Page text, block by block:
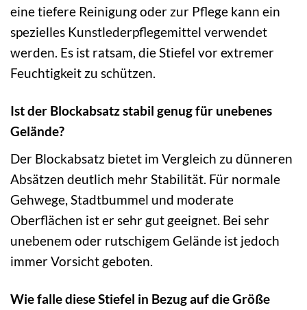
eine tiefere Reinigung oder zur Pflege kann ein
spezielles Kunstlederpflegemittel verwendet
werden. Es ist ratsam, die Stiefel vor extremer
Feuchtigkeit zu schützen.
Ist der Blockabsatz stabil genug für unebenes
Gelände?
Der Blockabsatz bietet im Vergleich zu dünneren
Absätzen deutlich mehr Stabilität. Für normale
Gehwege, Stadtbummel und moderate
Oberflächen ist er sehr gut geeignet. Bei sehr
unebenem oder rutschigem Gelände ist jedoch
immer Vorsicht geboten.
Wie falle diese Stiefel in Bezug auf die Größe